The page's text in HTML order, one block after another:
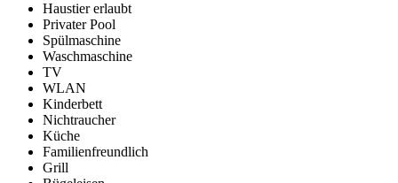
Haustier erlaubt
Privater Pool
Spülmaschine
Waschmaschine
TV
WLAN
Kinderbett
Nichtraucher
Küche
Familienfreundlich
Grill